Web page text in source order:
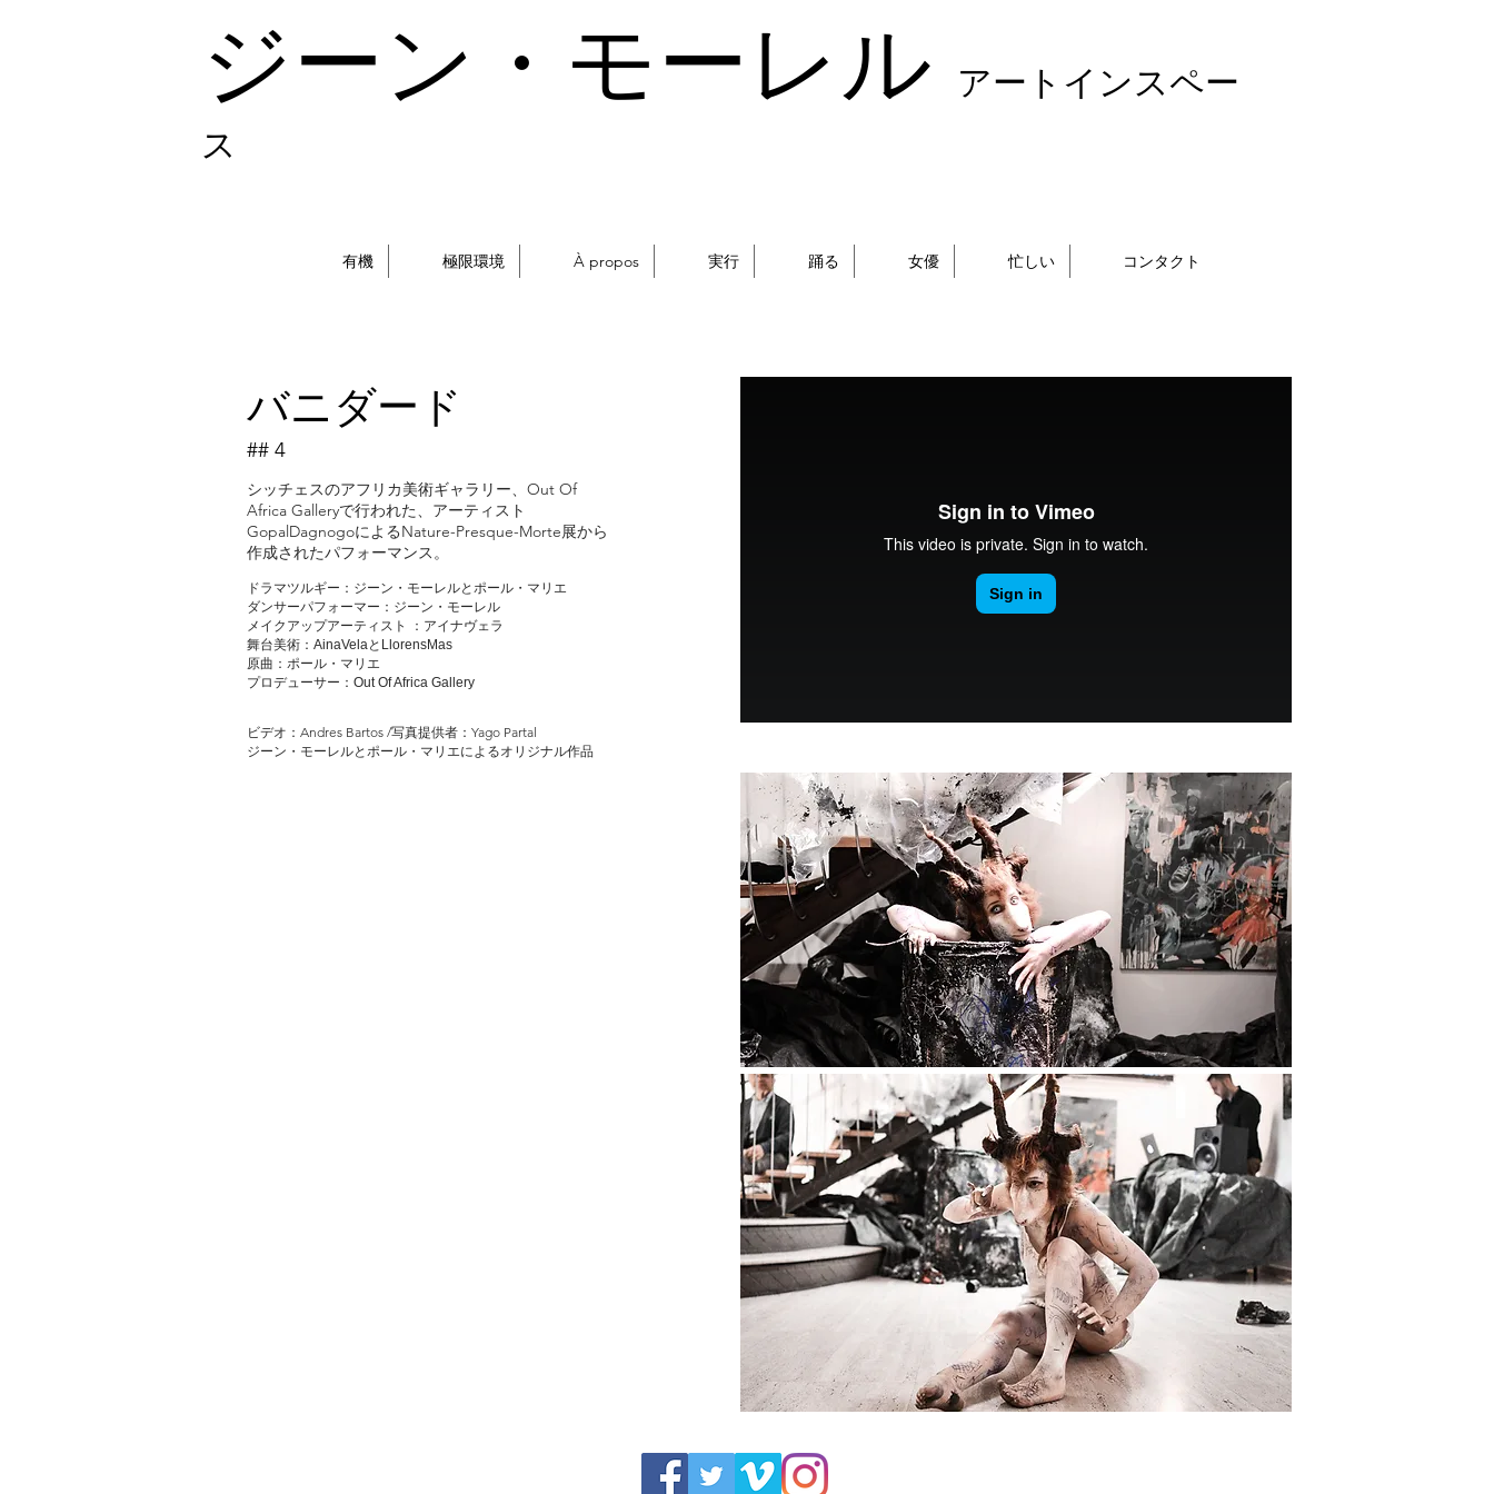
ジーン・モーレル
アートインスペー
ス
有機 極限環境 À propos 実行 踊る 女優 忙しい コンタクト
バニダード
## 4
シッチェスのアフリカ美術ギャラリー、Out Of
Africa Galleryで行われた、アーティスト
GopalDagnogoによるNature-Presque-Morte展から
作成されたパフォーマンス。
ドラマツルギー：ジーン・モーレルとポール・マリエ
ダンサーパフォーマー：ジーン・モーレル
メイクアップアーティスト
：アイナヴェラ
舞台美術：AinaVelaとLlorensMas
原曲：ポール・マリエ
プロデューサー：Out Of Africa Gallery
ビデオ：Andres Bartos /写真提供者：Yago Partal
ジーン・モーレルとポール・マリエによるオリジナル作品